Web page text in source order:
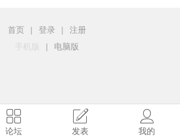
首页 | 登录 |
注册
手机版
| 电脑版
论坛 发表 我的